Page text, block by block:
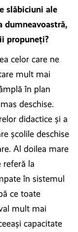
slăbiciuni ale
dumneavoastră,
propuneți?
celor care ne
mult mai
în plan
deschise.
didactice şi a
şcolile deschise
Al doilea mare
referă la
în sistemul
ce toate
mult mai
capacitate